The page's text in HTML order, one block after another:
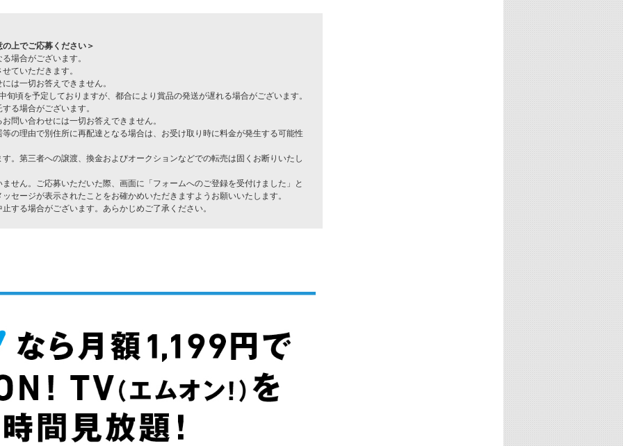
上でご応募ください＞
場合がございます。
ていただきます。
は一切お答えできません。
頃を予定しておりますが、都合により賞品の発送が遅れる場合がございます。
る場合がございます。
問い合わせには一切お答えできません。
の理由で別住所に再配達となる場合は、お受け取り時に料金が発生する可能性
。第三者への譲渡、換金およびオークションなどでの転売は固くお断りいたし
せん。ご応募いただいた際、画面に「フォームへのご登録を受付けました」と
セージが表示されたことをお確かめいただきますようお願いいたします。
する場合がございます。あらかじめご了承ください。